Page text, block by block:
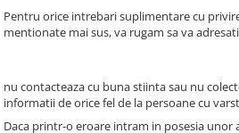
Pentru orice intrebari suplimentare cu
mentionate mai sus, va rugam sa va
nu contacteaza cu buna stiinta sau nu
informatii de orice fel de la persoane cu
Daca printr-o eroare intram in posesia